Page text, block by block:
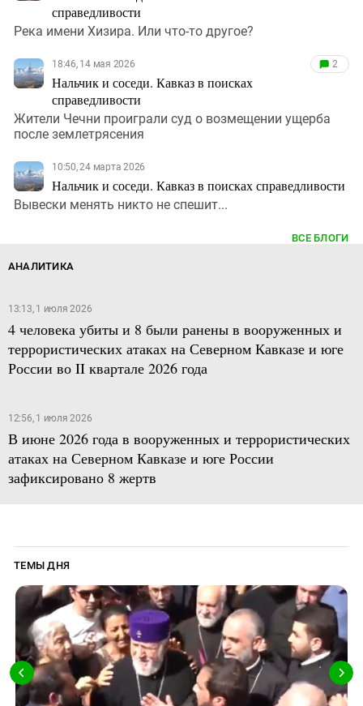
справедливости
Река имени Хизира. Или что-то другое?
18:46, 14 мая 2026
Нальчик и соседи. Кавказ в поисках
справедливости
2
Жители Чечни проиграли суд о возмещении ущерба
после землетрясения
10:50, 24 марта 2026
Нальчик и соседи. Кавказ в поисках справедливости
Вывески менять никто не спешит...
ВСЕ БЛОГИ
АНАЛИТИКА
13:13, 1 июля 2026
4 человека убиты и 8 были ранены в вооруженных и
террористических атаках на Северном Кавказе и юге
России во II квартале 2026 года
12:56, 1 июля 2026
В июне 2026 года в вооруженных и террористических
атаках на Северном Кавказе и юге России
зафиксировано 8 жертв
ТЕМЫ ДНЯ